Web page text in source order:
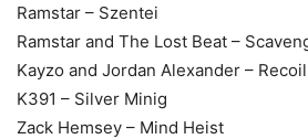
Ramstar – Szentei
Ramstar and The Lost Beat –
Kayzo and Jordan Alexander –
K391 – Silver Minig
Zack Hemsey – Mind Heist